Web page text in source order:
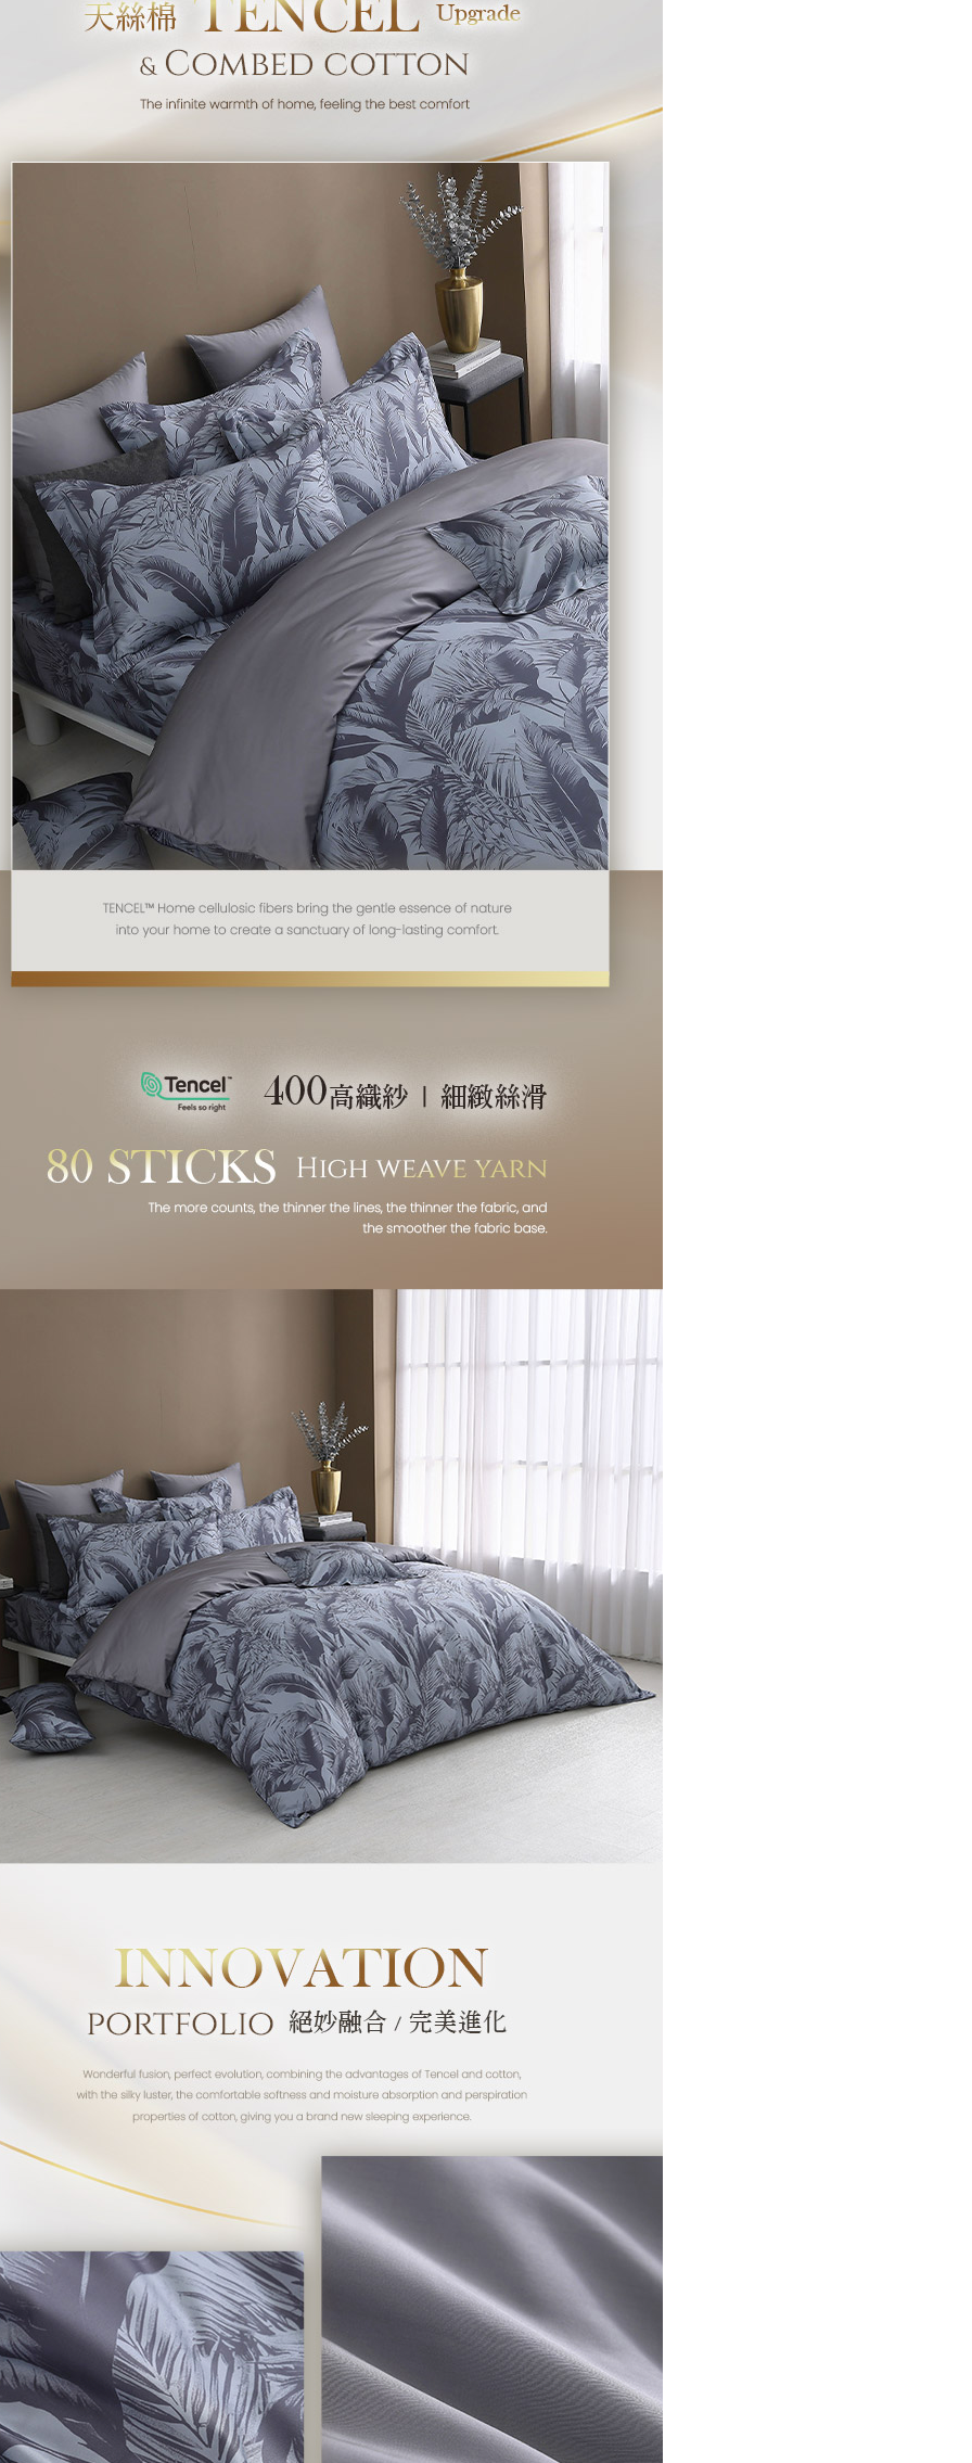
https://aftee.tw/terms/#terms3
３．未成年的使用者請事先徵得法定代理人或監護人之同意方可使用
「AFTEE先享後付」，若未經同意申辦者引起之損失，本公司不負相關責
任。
即時審查核予不同之上限額度；若仍有額度不足之情形，本公司將視審查
結果請求用戶進行身份認證。
５．嚴禁一人註冊多個帳號或使用他人資訊註冊。若發現惡意使用之情
形，恩沛科技股份有限公司將有權停止該用戶之使用額度並採取法律行
動。
每筆NT$100，滿NT$499(含以上)免運費